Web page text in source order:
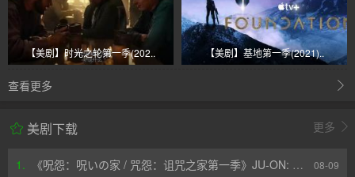
【美剧】时光之轮第一季(202.. 【美剧】基地第一季(2021)..
查看更多
美剧下载 更多
08-09
1. 《呪怨：呪いの家 / 咒怨：诅咒之家第一季》JU-ON: Origins 迅雷下载